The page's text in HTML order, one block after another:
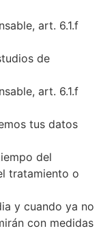
art. 6.1.f
de
art. 6.1.f
tus datos
del
tratamiento o
y cuando ya no
con medidas